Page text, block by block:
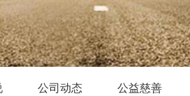
公司动态 公益慈善